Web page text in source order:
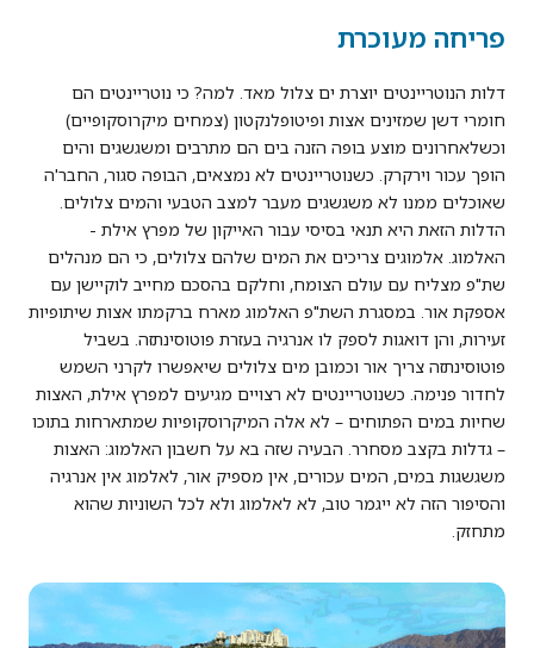
פריחה מעוכרת
דלות הנוטריינטים יוצרת ים צלול מאד. למה? כי נוטריינטים הם
חומרי דשן שמזינים אצות ופיטופלנקטון (צמחים מיקרוסקופיים)
וכשלאחרונים מוצע בופה הזנה בים הם מתרבים ומשגשגים והים
הופך עכור וירקרק. כשנוטריינטים לא נמצאים, הבופה סגור, החבר'ה
שאוכלים ממנו לא משגשגים מעבר למצב הטבעי והמים צלולים.
הדלות הזאת היא תנאי בסיסי עבור האייקון של מפרץ אילת -
האלמוג. אלמוגים צריכים את המים שלהם צלולים, כי הם מנהלים
שת"פ מצליח עם עולם הצומח, וחלקם בהסכם מחייב לוקיישן עם
אספקת אור. במסגרת השת"פ האלמוג מארח ברקמתו אצות שיתופיות
זעירות, והן דואגות לספק לו אנרגיה בעזרת פוטוסינתזה. בשביל
פוטוסינתזה צריך אור וכמובן מים צלולים שיאפשרו לקרני השמש
לחדור פנימה. כשנוטריינטים לא רצויים מגיעים למפרץ אילת, האצות
שחיות במים הפתוחים – לא אלה המיקרוסקופיות שמתארחות בתוכו
– גדלות בקצב מסחרר. הבעיה שזה בא על חשבון האלמוג: האצות
משגשגות במים, המים עכורים, אין מספיק אור, לאלמוג אין אנרגיה
והסיפור הזה לא ייגמר טוב, לא לאלמוג ולא לכל השוניות שהוא
מתחזק.